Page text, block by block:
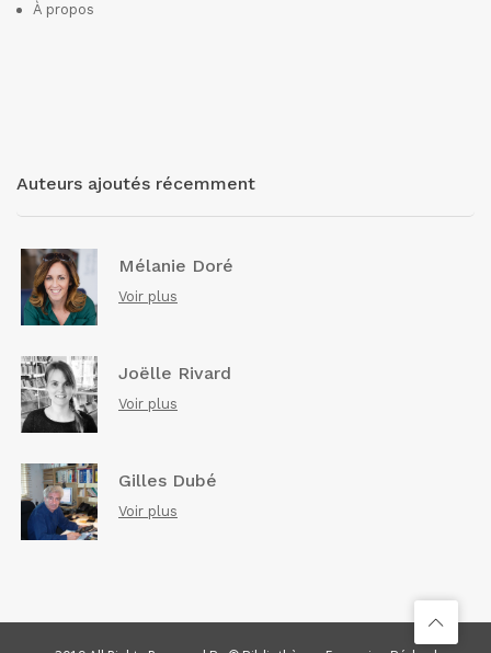
À propos
Auteurs ajoutés récemment
Mélanie Doré
Voir plus
Joëlle Rivard
Voir plus
Gilles Dubé
Voir plus